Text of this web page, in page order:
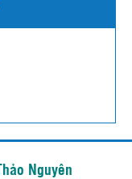
Nguyên